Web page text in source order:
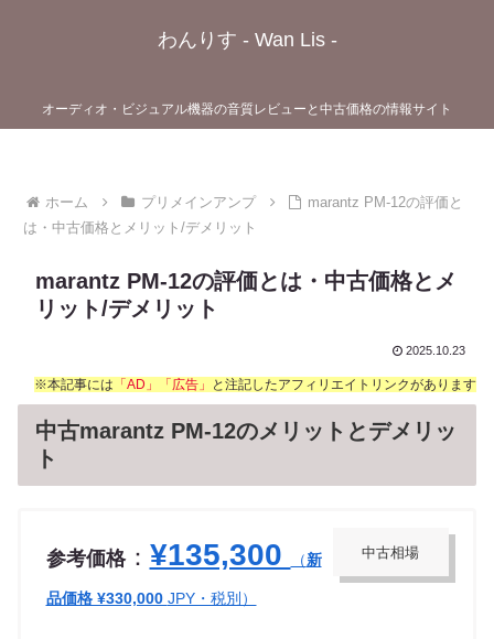
わんりす - Wan Lis -
オーディオ・ビジュアル機器の音質レビューと中古価格の情報サイト
ホーム プリメインアンプ
marantz PM-12の評価と
は・中古価格とメリット/デメリット
marantz PM-12の評価とは・中古価格とメ
リット/デメリット
2025.10.23
※本記事には 「AD」「広告」 と注記したアフィリエイトリンクがあります
中古marantz PM-12のメリットとデメリッ
ト
参考価格： ¥135,300 （新
品価格 ¥330,000 JPY・税別）
中古相場